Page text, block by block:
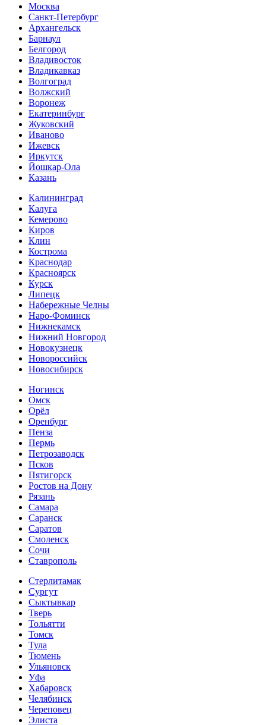
Москва
Санкт-Петербург
Архангельск
Барнаул
Белгород
Владивосток
Владикавказ
Волгоград
Волжский
Воронеж
Екатеринбург
Жуковский
Иваново
Ижевск
Иркутск
Йошкар-Ола
Казань
Калининград
Калуга
Кемерово
Киров
Клин
Кострома
Краснодар
Красноярск
Курск
Липецк
Набережные Челны
Наро-Фоминск
Нижнекамск
Нижний Новгород
Новокузнецк
Новороссийск
Новосибирск
Ногинск
Омск
Орёл
Оренбург
Пенза
Пермь
Петрозаводск
Псков
Пятигорск
Ростов на Дону
Рязань
Самара
Саранск
Саратов
Смоленск
Сочи
Ставрополь
Стерлитамак
Сургут
Сыктывкар
Тверь
Тольятти
Томск
Тула
Тюмень
Ульяновск
Уфа
Хабаровск
Челябинск
Череповец
Элиста